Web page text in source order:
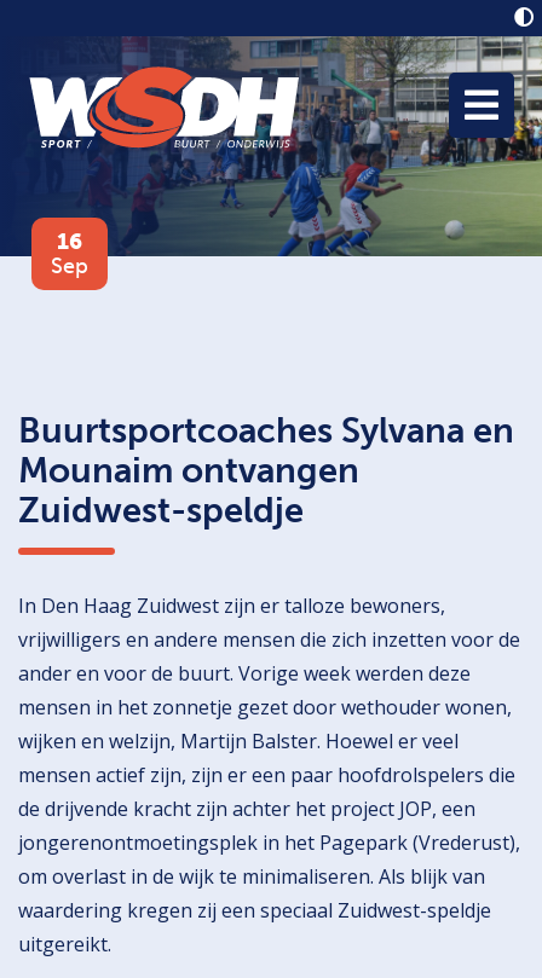
16
Sep
Buurtsportcoaches Sylvana en
Mounaim ontvangen
Zuidwest-speldje
In Den Haag Zuidwest zijn er talloze bewoners,
vrijwilligers en andere mensen die zich inzetten voor de
ander en voor de buurt. Vorige week werden deze
mensen in het zonnetje gezet door wethouder wonen,
wijken en welzijn, Martijn Balster. Hoewel er veel
mensen actief zijn, zijn er een paar hoofdrolspelers die
de drijvende kracht zijn achter het project JOP, een
jongerenontmoetingsplek in het Pagepark (Vrederust),
om overlast in de wijk te minimaliseren. Als blijk van
waardering kregen zij een speciaal Zuidwest-speldje
uitgereikt.